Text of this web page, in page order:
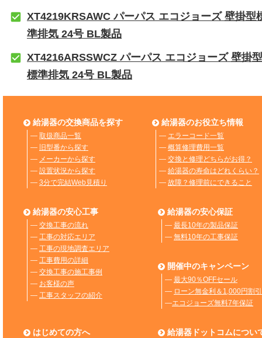
XT4219KRSAWC パーパス エコジョーズ 壁掛型
準排気 24号 BL製品
XT4216ARSSWCZ パーパス エコジョーズ 壁掛型
標準排気 24号 BL製品
給湯器の交換商品を探す
― 取扱商品一覧
― 旧型番から探す
― メーカーから探す
― 設置状況から探す
― 3分で完結Web見積り
給湯器のお役立ち情報
― エラーコード一覧
― 概算修理費用一覧
― 交換と修理どちらがお得？
― 給湯器の寿命はどれくらい？
― 故障？修理前にできること
給湯器の安心工事
― 交換工事の流れ
― 工事の対応エリア
― 工事の現地調査エリア
― 工事費用の詳細
― 交換工事の施工事例
― お客様の声
― 工事スタッフの紹介
給湯器の安心保証
― 最長10年の製品保証
― 無料10年の工事保証
開催中のキャンペーン
― 最大90％OFFセール
― ローン無金利＆1,000円割引
―エコジョーズ無料7年保証
はじめての方へ 給湯器ドットコムについ